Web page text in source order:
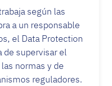
según las
a un responsable
el Data Protection
de supervisar el
normas y de
reguladores.